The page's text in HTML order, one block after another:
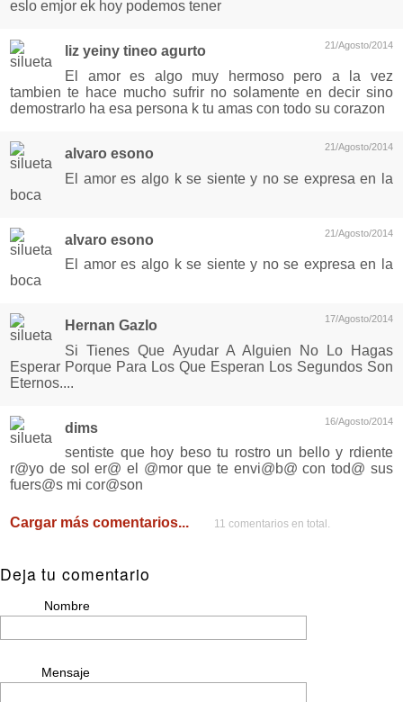
eslo emjor ek hoy podemos tener
21/Agosto/2014
liz yeiny tineo agurto
El amor es algo muy hermoso pero a la vez
tambien te hace mucho sufrir no solamente en decir sino
demostrarlo ha esa persona k tu amas con todo su corazon
21/Agosto/2014
alvaro esono
El amor es algo k se siente y no se expresa en la
boca
21/Agosto/2014
alvaro esono
El amor es algo k se siente y no se expresa en la
boca
17/Agosto/2014
Hernan Gazlo
Si Tienes Que Ayudar A Alguien No Lo Hagas
Esperar Porque Para Los Que Esperan Los Segundos Son
Eternos....
16/Agosto/2014
dims
sentiste que hoy beso tu rostro un bello y rdiente
r@yo de sol er@ el @mor que te envi@b@ con tod@ sus
fuers@s mi cor@son
Cargar más comentarios... 11 comentarios en total.
Deja tu comentario
Nombre
Mensaje